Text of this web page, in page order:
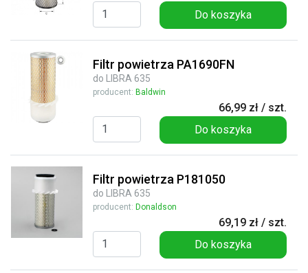
Do koszyka
Filtr powietrza PA1690FN
do LIBRA 635
producent: Baldwin
66,99 zł / szt.
Do koszyka
Filtr powietrza P181050
do LIBRA 635
producent: Donaldson
69,19 zł / szt.
Do koszyka